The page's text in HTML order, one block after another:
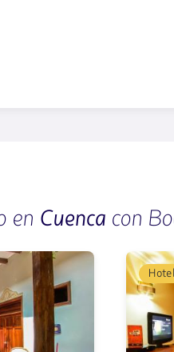
en Cuenca con